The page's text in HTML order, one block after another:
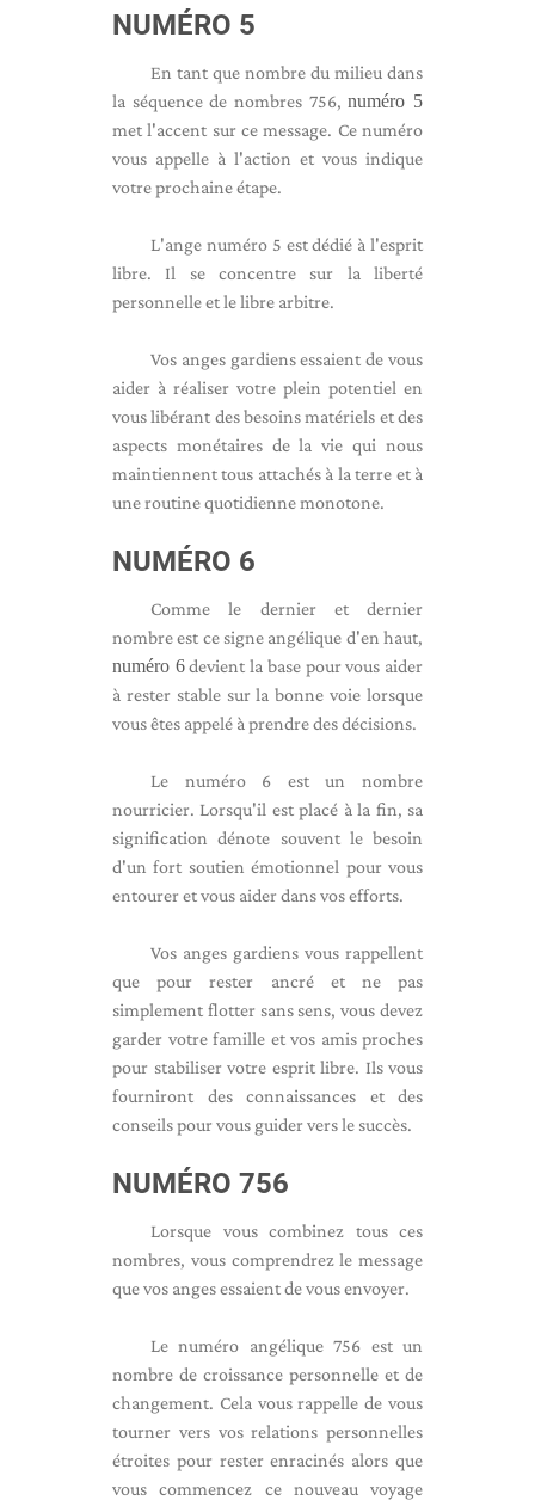
NUMÉRO 5
En tant que nombre du milieu dans
la séquence de nombres 756,numéro 5
met l'accent sur ce message. Ce numéro
vous appelle à l'action et vous indique
votre prochaine étape.
L'ange numéro 5 est dédié à l'esprit
libre. Il se concentre sur la liberté
personnelle et le libre arbitre.
Vos anges gardiens essaient de vous
aider à réaliser votre plein potentiel en
vous libérant des besoins matériels et des
aspects monétaires de la vie qui nous
maintiennent tous attachés à la terre et à
une routine quotidienne monotone.
NUMÉRO 6
Comme le dernier et dernier
nombre est ce signe angélique d'en haut,
numéro 6devient la base pour vous aider
à rester stable sur la bonne voie lorsque
vous êtes appelé à prendre des décisions.
Le numéro 6 est un nombre
nourricier. Lorsqu'il est placé à la fin, sa
signification dénote souvent le besoin
d'un fort soutien émotionnel pour vous
entourer et vous aider dans vos efforts.
Vos anges gardiens vous rappellent
que pour rester ancré et ne pas
simplement flotter sans sens, vous devez
garder votre famille et vos amis proches
pour stabiliser votre esprit libre. Ils vous
fourniront des connaissances et des
conseils pour vous guider vers le succès.
NUMÉRO 756
Lorsque vous combinez tous ces
nombres, vous comprendrez le message
que vos anges essaient de vous envoyer.
Le numéro angélique 756 est un
nombre de croissance personnelle et de
changement. Cela vous rappelle de vous
tourner vers vos relations personnelles
étroites pour rester enracinés alors que
vous commencez ce nouveau voyage